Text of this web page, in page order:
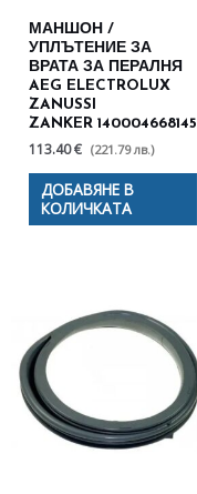
МАНШОН /
УПЛЪТЕНИЕ ЗА
ВРАТА ЗА ПЕРАЛНЯ
AEG ELECTROLUX
ZANUSSI
ZANKER 140004668145
113.40 € (221.79 лв.)
ДОБАВЯНЕ В
КОЛИЧКАТА